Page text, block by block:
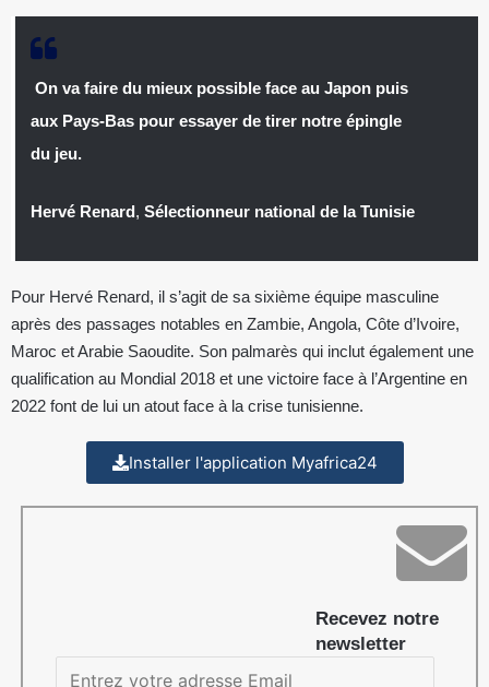
On va faire du mieux possible face au Japon puis
aux Pays-Bas pour essayer de tirer notre épingle
du jeu.
Hervé Renard, Sélectionneur national de la Tunisie
Pour Hervé Renard, il s’agit de sa sixième équipe masculine
après des passages notables en Zambie, Angola, Côte d’Ivoire,
Maroc et Arabie Saoudite. Son palmarès qui inclut également une
qualification au Mondial 2018 et une victoire face à l’Argentine en
2022 font de lui un atout face à la crise tunisienne.
Installer l'application Myafrica24
Recevez notre
newsletter